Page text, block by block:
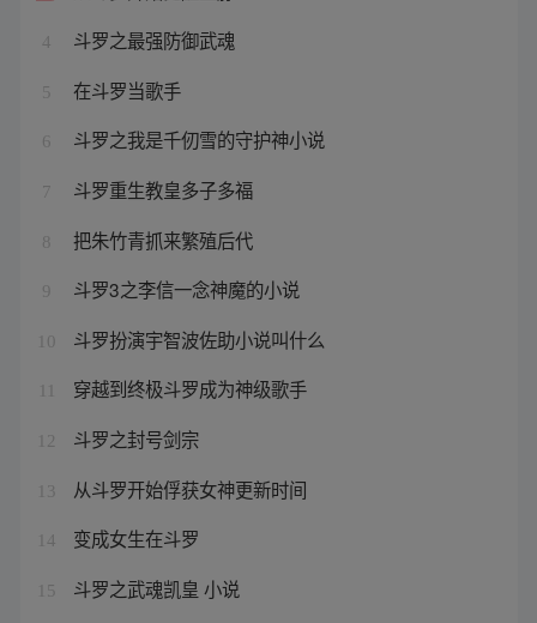
4 斗罗之最强防御武魂
5 在斗罗当歌手
6 斗罗之我是千仞雪的守护神小说
7 斗罗重生教皇多子多福
8 把朱竹青抓来繁殖后代
9 斗罗3之李信一念神魔的小说
10 斗罗扮演宇智波佐助小说叫什么
穿越到终极斗罗成为神级歌手
12 斗罗之封号剑宗
13 从斗罗开始俘获女神更新时间
14 变成女生在斗罗
15 斗罗之武魂凯皇 小说